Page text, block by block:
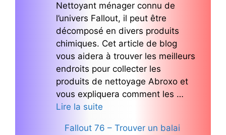
Nettoyant ménager connu de
l’univers Fallout, il peut être
décomposé en divers produits
chimiques. Cet article de blog
vous aidera à trouver les meilleurs
endroits pour collecter les
produits de nettoyage Abroxo et
vous expliquera comment les …
Lire la suite
Fallout 76 – Trouver un balai